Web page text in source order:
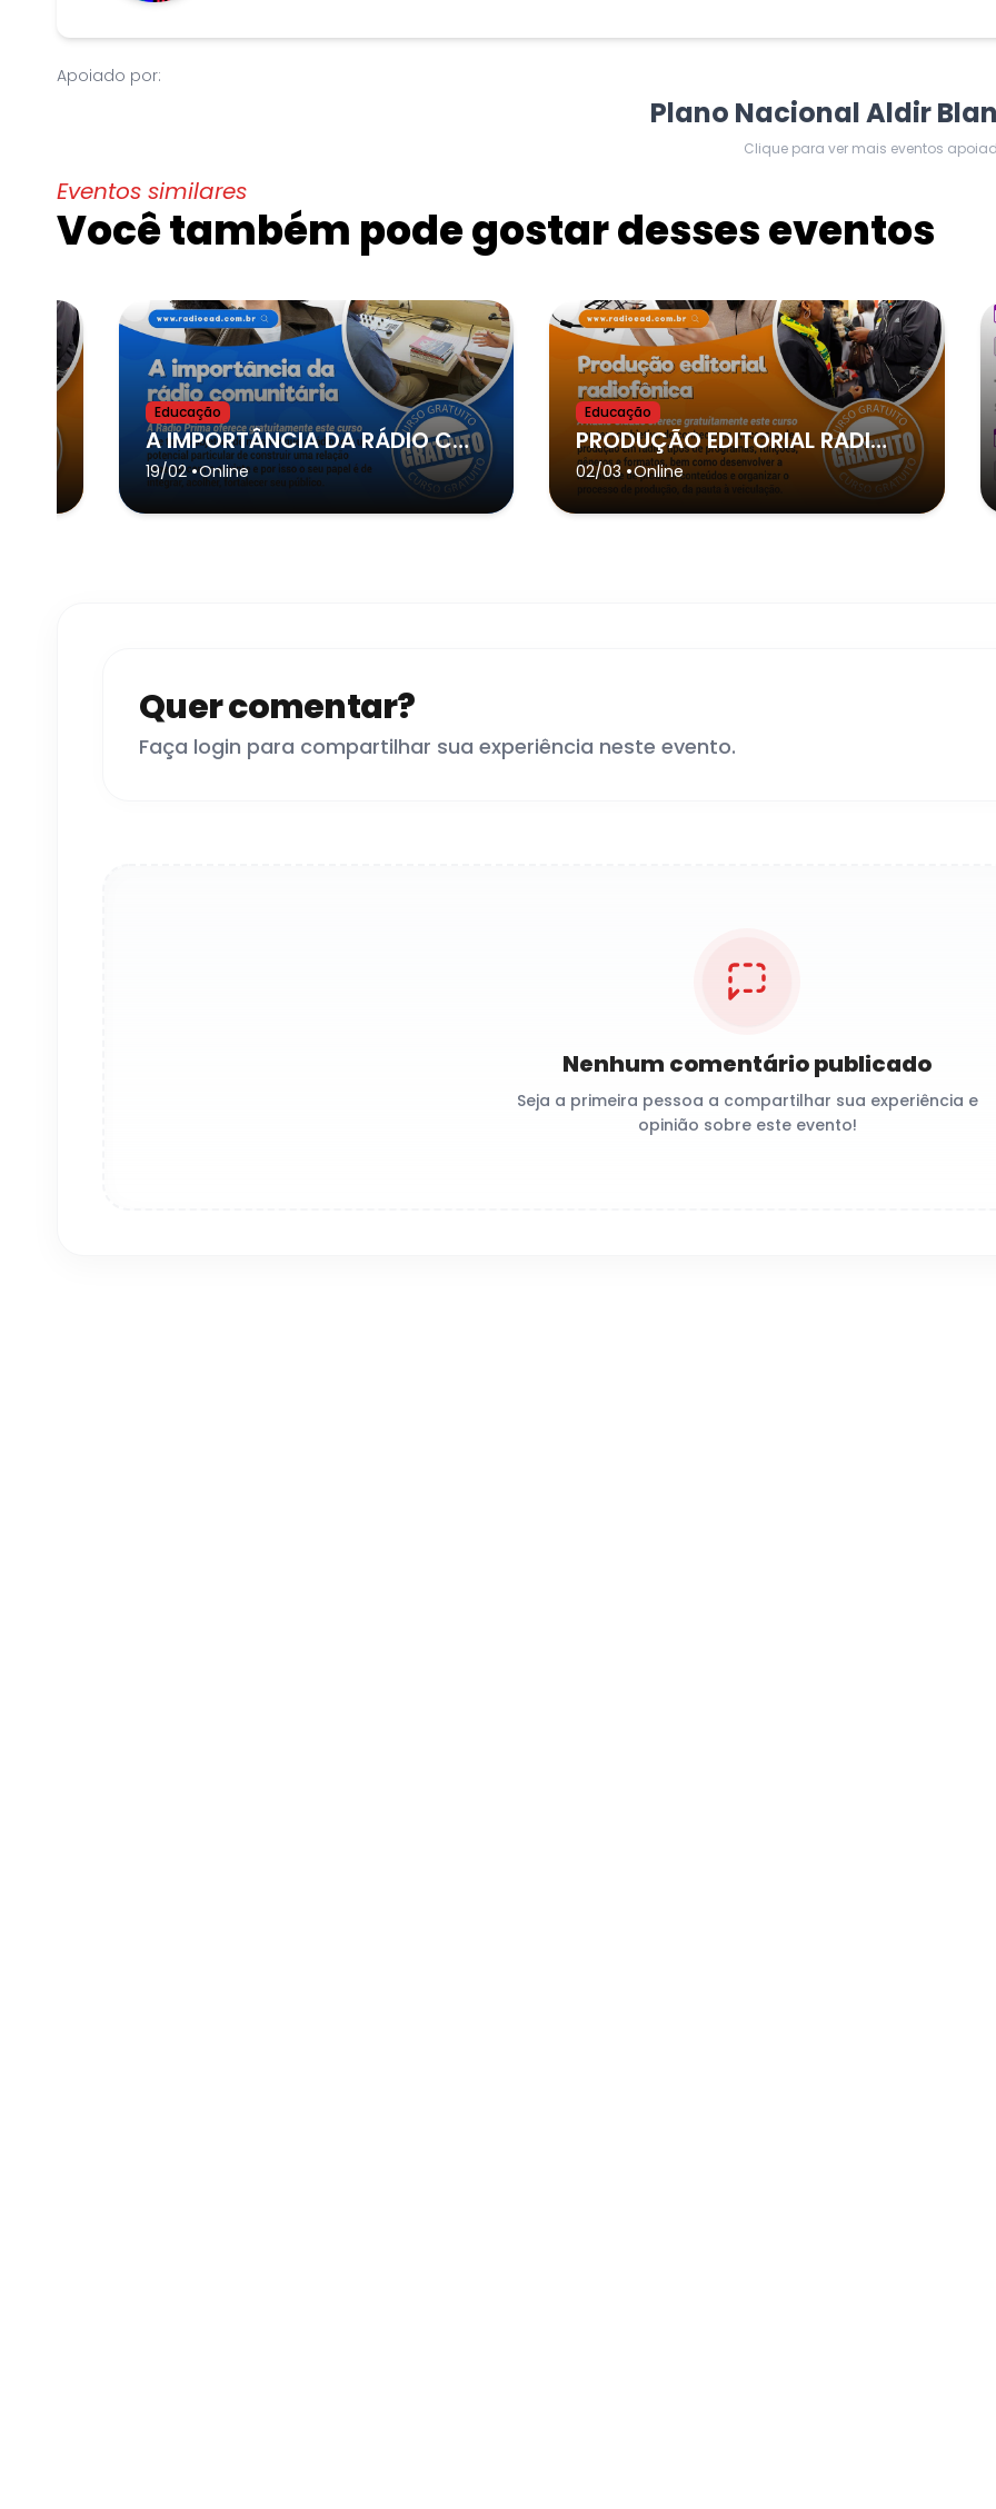
Apoiado por:
Plano Nacional Aldir
Clique para ver mais eventos
Eventos similares
Você também pode gostar desses eventos
Educação
A IMPORTÂNCIA DA RÁDIO COMUNITÁRIA
19/02 •Online
Educação
PRODUÇÃO EDITORIAL RADIOFÔNICA
02/03 •Online
Quer comentar?
Faça login para compartilhar sua experiência neste evento.
Nenhum comentário publicado
Seja a primeira pessoa a compartilhar sua experiência e
opinião sobre este evento!